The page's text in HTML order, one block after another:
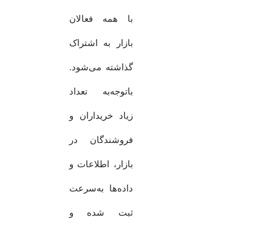
با همه فعالان
بازار به اشتراک
گذاشته می‌شود.
باتوجه‌به تعداد
زیاد خریداران و
فروشندگان در
بازار، اطلاعات و
داده‌ها به‌سرعت
ثبت شده و